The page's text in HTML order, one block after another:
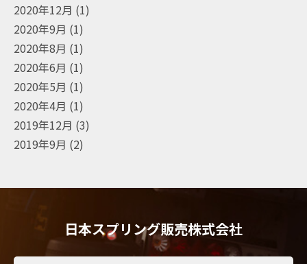
2020年12月 (1)
2020年9月 (1)
2020年8月 (1)
2020年6月 (1)
2020年5月 (1)
2020年4月 (1)
2019年12月 (3)
2019年9月 (2)
日本スプリング販売株式会社